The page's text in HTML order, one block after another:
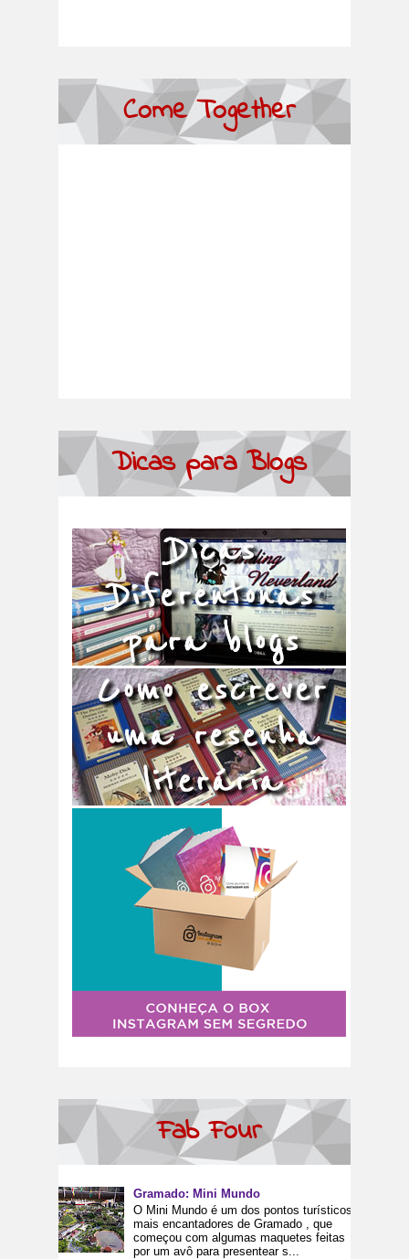
Come Together
Dicas para Blogs
Fab Four
Gramado: Mini Mundo
O Mini Mundo é um dos pontos turísticos
mais encantadores de Gramado , que
começou com algumas maquetes feitas
por um avô para presentear s...